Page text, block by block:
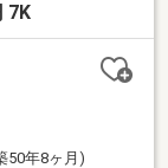
7K
50年8ヶ月)